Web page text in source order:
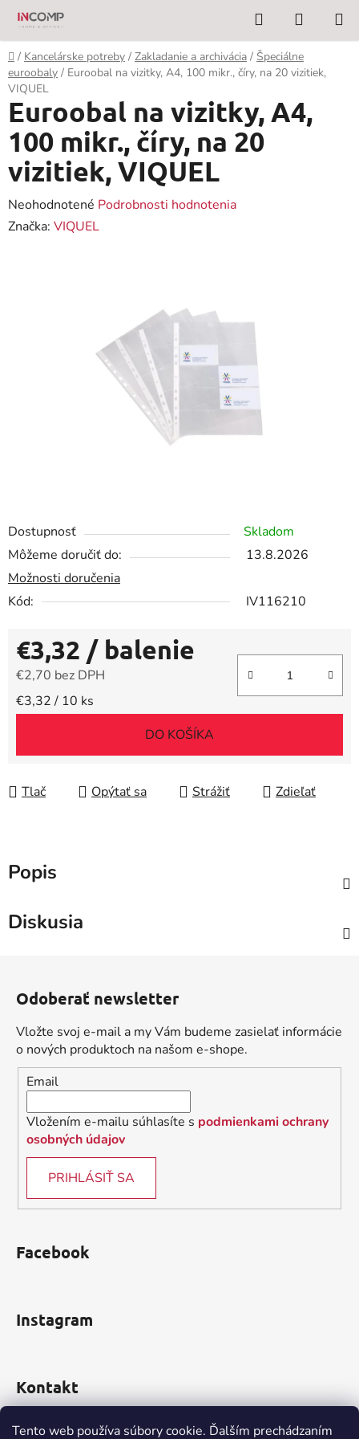
Tento web používa súbory cookie. Ďalším prechádzaním
Prejsť
obsah
Hľadať
KOŠÍK
Domov
/ Kancelárske potreby / Zakladanie a archivácia / Špeciálne
euroobaly / Euroobal na vizitky, A4, 100 mikr., číry, na 20 vizitiek,
VIQUEL
Dostupnosť
Skladom
Môžeme doručiť do:
13.8.2026
Možnosti doručenia
Kód:
IV116210
€3,32 / balenie
€2,70 bez DPH
Jednotková cena:
€3,32 / 10 ks
DO KOŠÍKA
Tlač Opýtať sa Strážiť Zdieľať
Euroobal na vizitky, A4,
100 mikr., číry, na 20
vizitiek, VIQUEL
Priemerné
hodnotenie
Neohodnotené Podrobnosti hodnotenia
Značka: VIQUEL
Popis
Diskusia
Odoberať newsletter
Vložte svoj e-mail a my Vám budeme zasielať informácie
o nových produktoch na našom e-shope.
Email
Vložením e-mailu súhlasíte s podmienkami ochrany
osobných údajov
PRIHLÁSIŤ SA
Facebook
Instagram
Kontakt
obchod@incomp.sk